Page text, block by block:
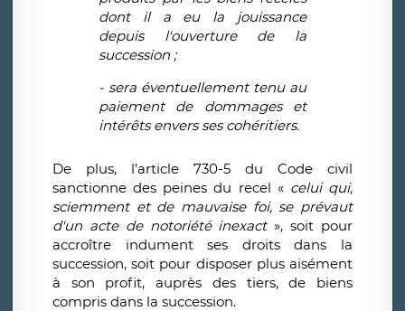
dont il a eu la jouissance
depuis l'ouverture de la
succession ;
- sera éventuellement tenu au
paiement de dommages et
intérêts envers ses cohéritiers.
De plus, l’article 730-5 du Code civil
sanctionne des peines du recel « celui qui,
sciemment et de mauvaise foi, se prévaut
d'un acte de notoriété inexact», soit pour
accroître indument ses droits dans la
succession, soit pour disposer plus aisément
à son profit, auprès des tiers, de biens
compris dans la succession.